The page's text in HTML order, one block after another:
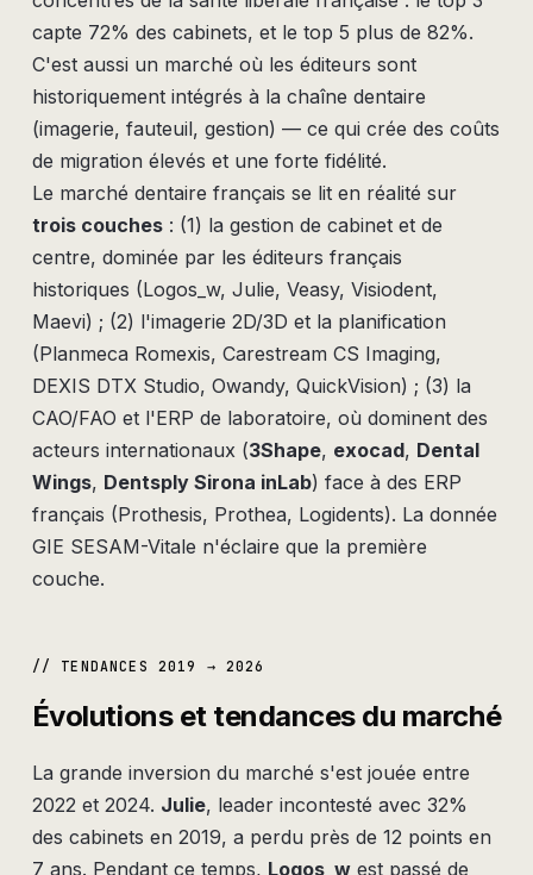
capte 72% des cabinets, et le top 5 plus de 82%.
C'est aussi un marché où les éditeurs sont
historiquement intégrés à la chaîne dentaire
(imagerie, fauteuil, gestion) — ce qui crée des coûts
de migration élevés et une forte fidélité.
Le marché dentaire français se lit en réalité sur
trois couches: (1) la gestion de cabinet et de
centre, dominée par les éditeurs français
historiques (Logos_w, Julie, Veasy, Visiodent,
Maevi) ; (2) l'imagerie 2D/3D et la planification
(Planmeca Romexis, Carestream CS Imaging,
DEXIS DTX Studio, Owandy, QuickVision) ; (3) la
CAO/FAO et l'ERP de laboratoire, où dominent des
acteurs internationaux (3Shape, exocad, Dental
Wings, Dentsply Sirona inLab) face à des ERP
français (Prothesis, Prothea, Logidents). La donnée
GIE SESAM-Vitale n'éclaire que la première
couche.
// TENDANCES 2019 → 2026
Évolutions et tendances du marché
La grande inversion du marché s'est jouée entre
2022 et 2024. Julie, leader incontesté avec 32%
des cabinets en 2019, a perdu près de 12 points en
7 ans. Pendant ce temps, Logos_west passé de